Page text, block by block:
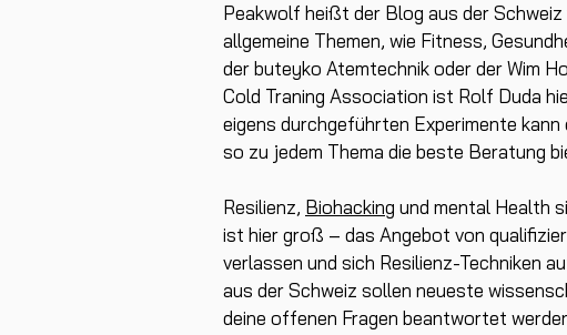
Peakwolf heißt der Blog aus der
allgemeine Themen, wie Fitness,
der buteyko Atemtechnik oder der Wim
Cold Traning Association ist Rolf Duda
eigens durchgeführten Experimente
so zu jedem Thema die beste Beratung
Resilienz, Biohacking und mental Health
ist hier groß – das Angebot von
verlassen und sich Resilienz-Techniken
aus der Schweiz sollen neueste
deine offenen Fragen beantwortet